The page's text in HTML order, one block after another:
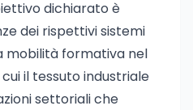
dichiarato è
dei rispettivi sistemi
mobilità formativa nel
il tessuto industriale
settoriali che